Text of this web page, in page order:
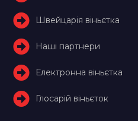
Швейцарія віньєтка
Наші партнери
Електронна віньєтка
Глосарій віньєток